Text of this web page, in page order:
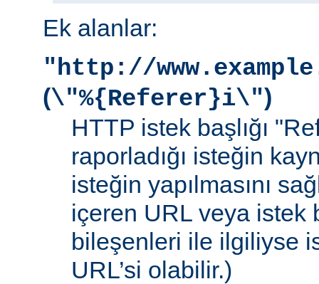
Ek alanlar:
"http://
(\"%{Referer}i\")
HTTP istek başlığı
raporladığı isteğin
isteğin yapılmasını
içeren URL veya istek
bileşenleri ile ilgiliyse
URL’si olabilir.)